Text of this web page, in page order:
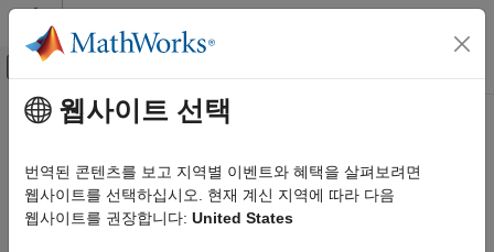
콘텐츠로 바로 가기
오프캔버스 탐색 메뉴 토글
문서 홈
프로그래밍
클래스
주요 콘텐츠
속성 get 및 set 메서드
연결된 속성에 액세스할 때마다 MATLAB® 이 자동으로 호출하는
속성 get 메서드와 set 메서드를 정의할 수 있습니다. get 메서드
웹사이트 선택
번역된 콘텐츠를 보고 지역별 이벤트와 혜택을 살펴보려면
웹사이트를 선택하십시오. 현재 계신 지역에 따라 다음
웹사이트를 권장합니다: United States